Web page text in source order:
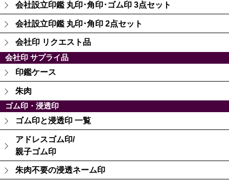
会社設立印鑑 丸印･角印･ゴム印 3点セット
会社設立印鑑 丸印･角印 2点セット
会社印 リクエスト品
会社印 サプライ品
印鑑ケース
朱肉
ゴム印・浸透印
ゴム印と浸透印 一覧
アドレスゴム印/
親子ゴム印
朱肉不要の浸透ネーム印